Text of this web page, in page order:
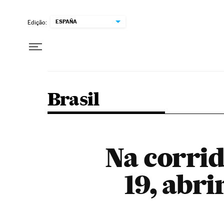
Edição: ESPAÑA
Brasil
Na
19,